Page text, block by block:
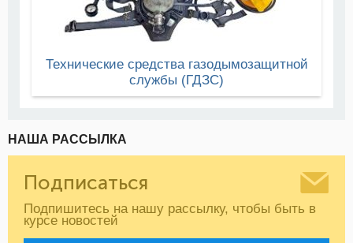
Технические средства газодымозащитной
службы (ГДЗС)
НАША РАССЫЛКА
Подписаться
Подпишитесь на нашу рассылку, чтобы быть в
курсе новостей